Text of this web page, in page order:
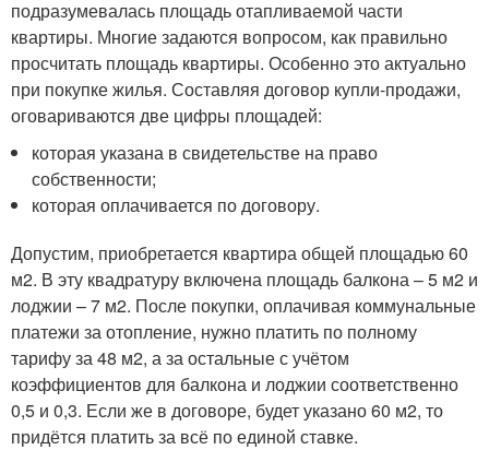
подразумевалась площадь отапливаемой части
квартиры. Многие задаются вопросом, как правильно
просчитать площадь квартиры. Особенно это актуально
при покупке жилья. Составляя договор купли-продажи,
оговариваются две цифры площадей:
которая указана в свидетельстве на право
собственности;
которая оплачивается по договору.
Допустим, приобретается квартира общей площадью 60
м2. В эту квадратуру включена площадь балкона – 5 м2 и
лоджии – 7 м2. После покупки, оплачивая коммунальные
платежи за отопление, нужно платить по полному
тарифу за 48 м2, а за остальные с учётом
коэффициентов для балкона и лоджии соответственно
0,5 и 0,3. Если же в договоре, будет указано 60 м2, то
придётся платить за всё по единой ставке.